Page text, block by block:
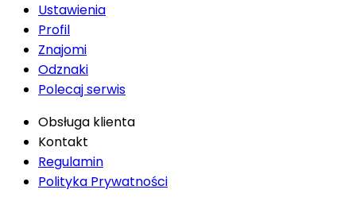
Ustawienia
Profil
Znajomi
Odznaki
Polecaj serwis
Obsługa klienta
Kontakt
Regulamin
Polityka Prywatności